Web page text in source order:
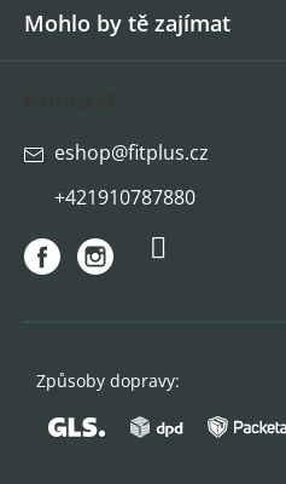
Mohlo by tě zajímat
eshop@fitplus.cz
+421910787880
Způsoby dopravy: